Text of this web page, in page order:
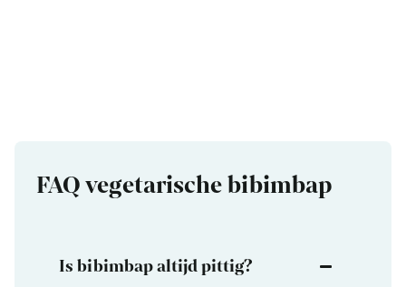
FAQ vegetarische bibimbap
Is bibimbap altijd pittig?